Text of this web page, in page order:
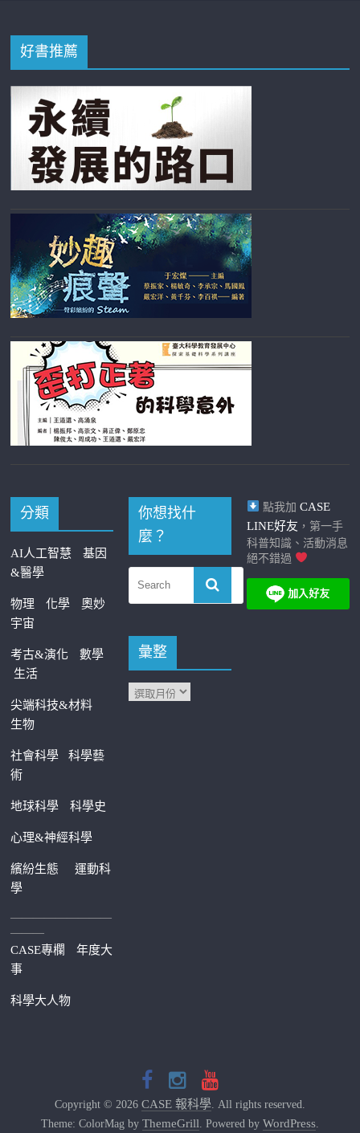
好書推薦
分類
AI人工智慧
基因
&醫學
物理 化學
奧妙
宇宙
考古&演化
數學
生活
尖端科技&材料
生物
社會科學科學藝
術
地球科學 科學史
心理&神經科學
繽紛生態運動科
學
—————————
———
CASE專欄
年度大
事
科學大人物
你想找什
麼？
彙整
點我加 CASE
LINE好友 ，第一手
科普知識、活動消息
絕不錯過
Copyright © 2026 CASE 報科學. All rights reserved.
Theme: ColorMag by ThemeGrill . Powered by WordPress.